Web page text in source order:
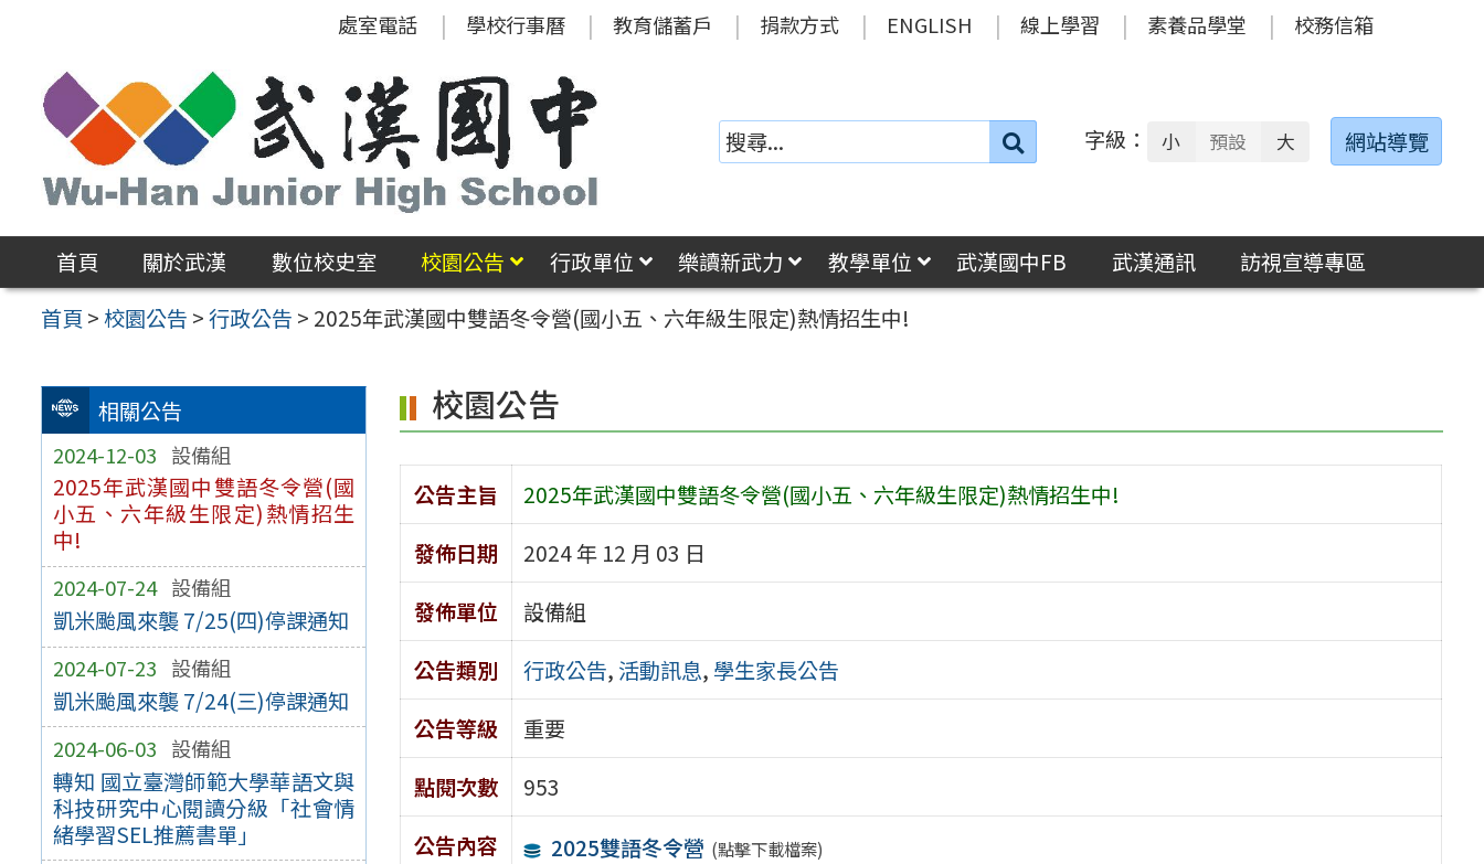
區
處室電話 學校行事曆 教育儲蓄戶 捐款方式 ENGLISH 線上學習 素養品學堂 校務信箱
搜
字級： 小 預設 大 網站導覽
首頁 關於武漢 數位校史室 校園公告 行政單位 樂讀新武力 教學單位 武漢國中FB 武漢通訊
訪視宣導專區
首頁 >校園公告 >行政公告 > 2025年武漢國中雙語冬令營(國小五、六年級生限定)熱情招生中!
相關公告
2024-12-03 設備組
2025年武漢國中雙語冬令營(國
小五、六年級生限定)熱情招生
中!
2024-07-24 設備組
凱米颱風來襲 7/25(四)停課通知
2024-07-23 設備組
凱米颱風來襲 7/24(三)停課通知
2024-06-03 設備組
轉知 國立臺灣師範大學華語文與
科技研究中心閱讀分級「社會情
緒學習SEL推薦書單」
校園公告
公告主旨
2025年武漢國中雙語冬令營(國小五、六年級生限定)熱情招生中!
發佈日期
2024 年 12 月 03 日
發佈單位
設備組
公告類別
行政公告, 活動訊息, 學生家長公告
公告等級
重要
點閱次數
953
公告內容
2025雙語冬令營 (點擊下載檔案)